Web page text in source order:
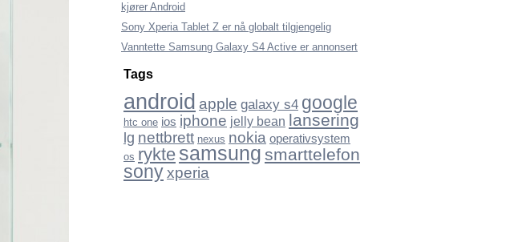
kjører Android
Sony Xperia Tablet Z er nå globalt tilgjengelig
Vanntette Samsung Galaxy S4 Active er annonsert
Tags
android apple galaxy s4 google
htc one ios iphone jelly bean lansering
lg nettbrett nexus nokia operativsystem
os rykte samsung smarttelefon
sonyxperia